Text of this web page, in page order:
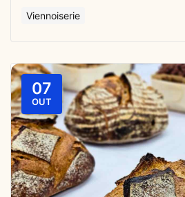
Viennoiserie
07
OUT